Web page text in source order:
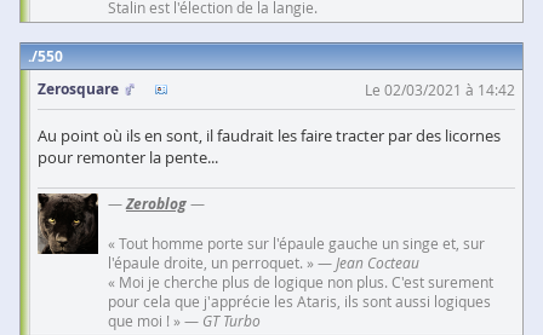
Stalin est l'élection de la langie.
550
Zerosquare
Le 02/03/2021 à 14:42
Au point où ils en sont, il faudrait les faire tracter par des licornes
pour remonter la pente...
—Zeroblog—
« Tout homme porte sur l'épaule gauche un singe et, sur
l'épaule droite, un perroquet. » —Jean Cocteau
« Moi je cherche plus de logique non plus. C'est surement
pour cela que j'apprécie les Ataris, ils sont aussi logiques
que moi ! » — GT Turbo